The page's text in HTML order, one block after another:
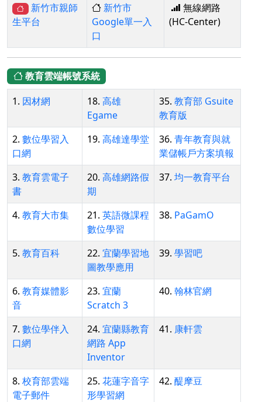
新竹市親師
生平台
新竹市
Google單一入
口
無線網路
(HC-Center)
教育雲端帳號系統
1. 因材網 18. 高雄
Egame
35. 教育部 Gsuite
教育版
2. 數位學習入
口網
19. 高雄達學堂 36. 青年教育與就
業儲帳戶方案填報
3. 教育雲電子
書
20. 高雄網路假
期
37. 均一教育平台
4. 教育大市集 21. 英語微課程
數位學習
38. PaGamO
5. 教育百科 22. 宜蘭學習地
圖教學應用
39. 學習吧
6. 教育媒體影
音
23. 宜蘭
Scratch 3
40. 翰林官網
7. 數位學伴入
口網
24. 宜蘭縣教育
網路 App
Inventor
41. 康軒雲
8. 校育部雲端
電子郵件
25. 花蓮字音字
形學習網
42. 醍摩豆